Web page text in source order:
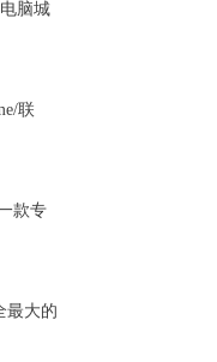
脑城
联
款专
最大的